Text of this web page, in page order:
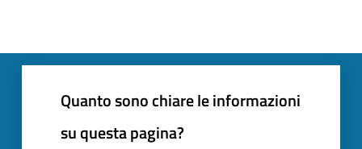
Quanto sono chiare le informazioni
su questa pagina?